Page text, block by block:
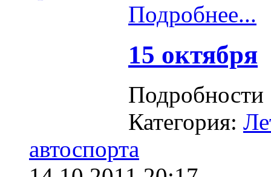
Подробнее...
15 октября
Подробности
Категория:
автоспорта